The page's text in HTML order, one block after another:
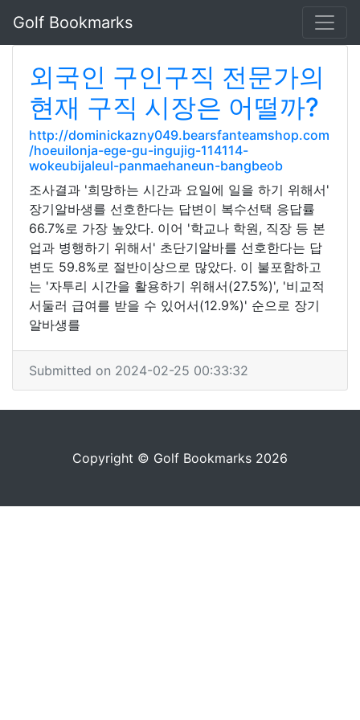
Golf Bookmarks
외국인 구인구직 전문가의
현재 구직 시장은 어떨까?
http://dominickazny049.bearsfanteamshop.com
/hoeuilonja-ege-gu-ingujig-114114-
wokeubijaleul-panmaehaneun-bangbeob
조사결과 '희망하는 시간과 요일에 일을 하기 위해서'
장기알바생를 선호한다는 답변이 복수선택 응답률
66.7%로 가장 높았다. 이어 '학교나 학원, 직장 등 본
업과 병행하기 위해서' 초단기알바를 선호한다는 답
변도 59.8%로 절반이상으로 많았다. 이 불포함하고
는 '자투리 시간을 활용하기 위해서(27.5%)', '비교적
서둘러 급여를 받을 수 있어서(12.9%)' 순으로 장기
알바생를
Submitted on 2024-02-25 00:33:32
Copyright © Golf Bookmarks 2026